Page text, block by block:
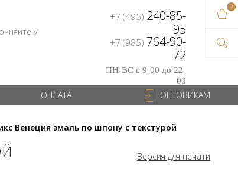
у
+7 (495) 240-85-
95
+7 (985) 764-90-
72
ПН-ВС с 9-00 до 22-
00
ОПЛАТА ОПТОВИКАМ
Венеция эмаль по шпону с текстурой
Версия для печати
0
В
на